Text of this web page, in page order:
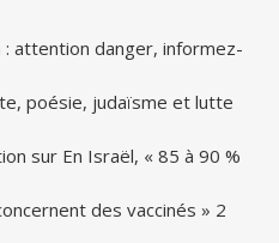
: attention danger, informez-
poésie, judaïsme et lutte
sur En Israël, « 85 à 90 %
des vaccinés » 2